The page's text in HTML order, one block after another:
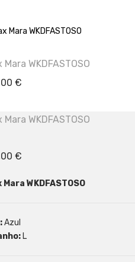
WKDFASTOSO
€
WKDFASTOSO
€
WKDFASTOSO
Azul
L